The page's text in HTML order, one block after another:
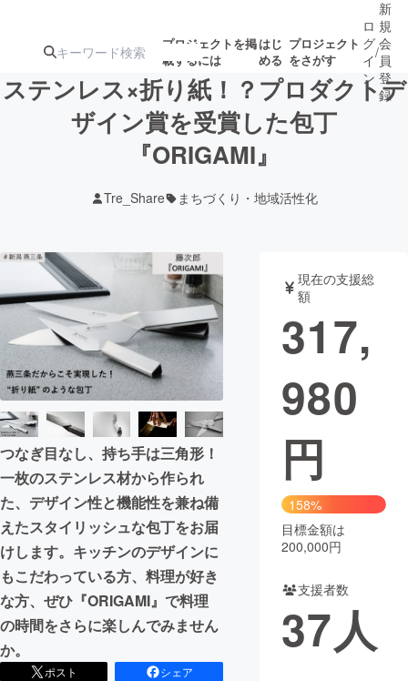
プロジェクトを掲
載するには
はじ
める
プロジェクト
をさがす
注目の新着プロ募集終了が近いプ
テクノロジー・ガジェット
映像・映画 書籍・雑誌
ビジネス・起業 チャレンジ
まちづくり・地域活性化
CAMPFIRE for Social Good
CAMPFIRE Creation
CAMPFIREふるさと納税machi-ya コミュニティ
ロ
グ
イ
ン
/
新
規
会
員
登
録
ステンレス×折り紙！？プロダクトデ
ザイン賞を受賞した包丁
『ORIGAMI』
Tre_Share まちづくり・地域活性化
つなぎ目なし、持ち手は三角形！
一枚のステンレス材から作られ
た、デザイン性と機能性を兼ね備
えたスタイリッシュな包丁をお届
けします。キッチンのデザインに
もこだわっている方、料理が好き
な方、ぜひ『ORIGAMI』で料理
の時間をさらに楽しんでみません
か。
ポスト
シェア
現在の支援総
額
317,
980
円
158%
目標金額は
200,000円
支援者数
37人